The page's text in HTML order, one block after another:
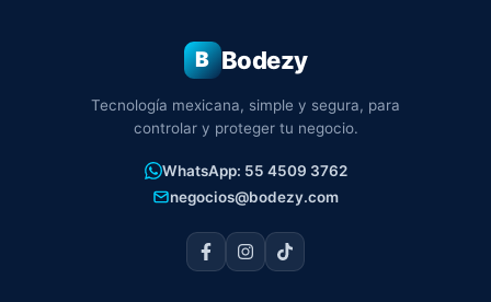
B Bodezy
Tecnología mexicana, simple y segura, para
controlar y proteger tu negocio.
WhatsApp: 55 4509 3762
negocios@bodezy.com